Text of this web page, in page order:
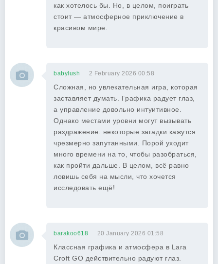
как хотелось бы. Но, в целом, поиграть
стоит — атмосферное приключение в
красивом мире.
babylush 2 February 2026 00:58
Сложная, но увлекательная игра, которая
заставляет думать. Графика радует глаз,
а управление довольно интуитивное.
Однако местами уровни могут вызывать
раздражение: некоторые загадки кажутся
чрезмерно запутанными. Порой уходит
много времени на то, чтобы разобраться,
как пройти дальше. В целом, всё равно
ловишь себя на мысли, что хочется
исследовать ещё!
barakoo618 20 January 2026 01:58
Классная графика и атмосфера в Lara
Croft GO действительно радуют глаз.